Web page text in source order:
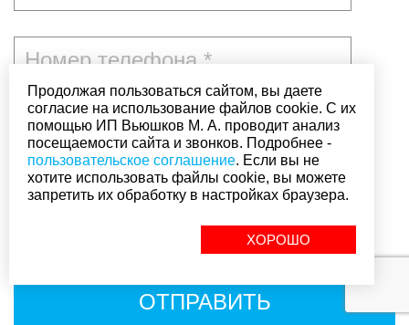
политикой конфиденциальности
ОТПРАВИТЬ
Продолжая пользоваться сайтом, вы даете
согласие на использование файлов cookie. С их
помощью ИП Вьюшков М. А. проводит анализ
посещаемости сайта и звонков. Подробнее -
пользовательское соглашение. Если вы не
хотите использовать файлы cookie, вы можете
запретить их обработку в настройках браузера.
ХОРОШО